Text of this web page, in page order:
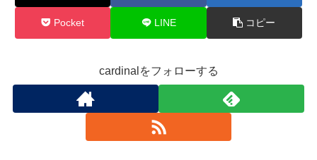
Pocket LINE コピー
cardinalをフォローする